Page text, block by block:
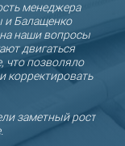
менеджера
и Балащенко
наши вопросы
двигаться
что позволяло
корректировать
заметный рост
ООО